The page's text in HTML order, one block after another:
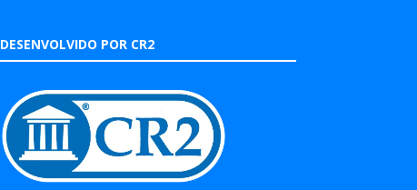
DESENVOLVIDO POR CR2